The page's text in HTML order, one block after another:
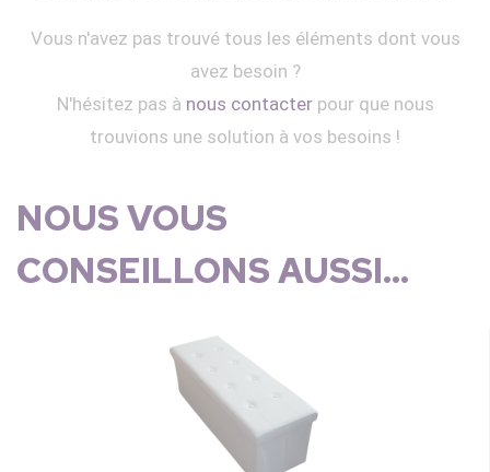
Vous n'avez pas trouvé tous les éléments dont vous
avez besoin ?
N'hésitez pas à nous contacterpour que nous
trouvions une solution à vos besoins !
NOUS VOUS
CONSEILLONS AUSSI...